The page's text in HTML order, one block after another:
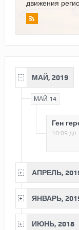
движения
МАЙ, 2019
МАЙ 14
Ген
10:09 дп
АПРЕЛЬ,
ЯНВАРЬ,
ИЮНЬ, 2018